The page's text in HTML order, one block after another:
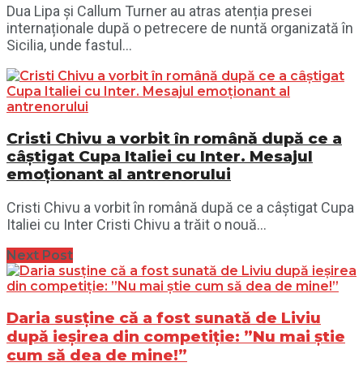
Dua Lipa și Callum Turner au atras atenția presei
internaționale după o petrecere de nuntă organizată în
Sicilia, unde fastul...
Cristi Chivu a vorbit în română după ce a
câștigat Cupa Italiei cu Inter. Mesajul
emoționant al antrenorului
Cristi Chivu a vorbit în română după ce a câștigat Cupa
Italiei cu Inter Cristi Chivu a trăit o nouă...
Next Post
Daria susține că a fost sunată de Liviu
după ieșirea din competiție: ”Nu mai știe
cum să dea de mine!”